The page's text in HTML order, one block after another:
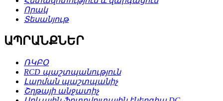
Որակ
Տեսանյութ
ԱՊՐԱՆՔՆԵՐ
ՌԿԲՕ
RCD պաշտպանություն
Լարման պաշտպանիչ
Շղթայի անջատիչ